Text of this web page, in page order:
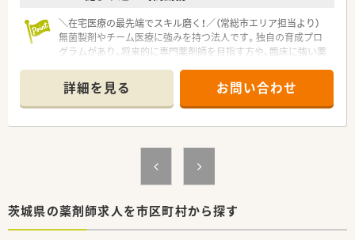
＼在宅医療の最先端でスキル磨く！／（常総市エリア担当より）
無菌製剤やチーム医療に強みを持つ法人です。独自の育成プロ
グラムがあり、将来的に専門薬剤師を目指す方や、臨床に強い薬
【店舗情報と応需状況について】
■石下駅から徒歩15分の場所に位置しており、近隣の内科クリ
ニックをメインに1日平均80枚から90枚の処方箋を応需してい
■広域の総合病院からの処方箋も受け付けており、内科疾患を中
心に幅広い症例に触れながら薬剤師としての経験を積むことが
などの設備が整っており、安全かつ迅速な調剤業務をサポートし
詳細を見る お問い合わせ
茨城県の薬剤師求人を市区町村から探す